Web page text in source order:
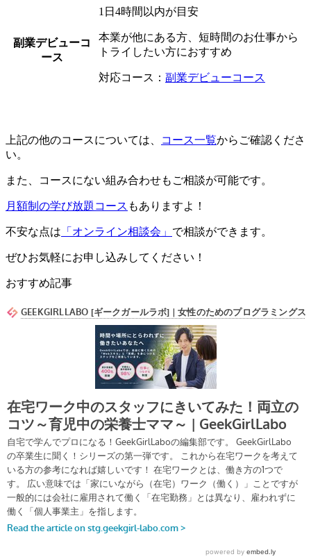
副業デビューコ
ース
1日4時間以内が目安
本業が他にある方、短時間のお仕事から
トライしたい方におすすめ
対応コース： 副業デビューコース
上記の他のコースについては、 コース一覧からご確認くださ
い。
また、コースにない組み合わせもご相談が可能です。
月額制の学び放題コース もありますよ！
不安な点は 「オンライン相談会」 で相談ができます。
ぜひお気軽にお申し込みしてください！
おすすめ記事